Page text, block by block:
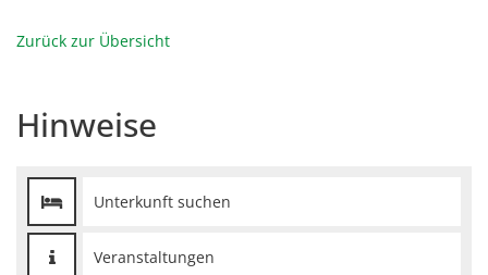
Zurück zur Übersicht
Hinweise
Unterkunft suchen
Veranstaltungen